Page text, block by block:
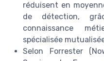
réduisent en
de détection,
connaissance
spécialisée
Selon Forrester